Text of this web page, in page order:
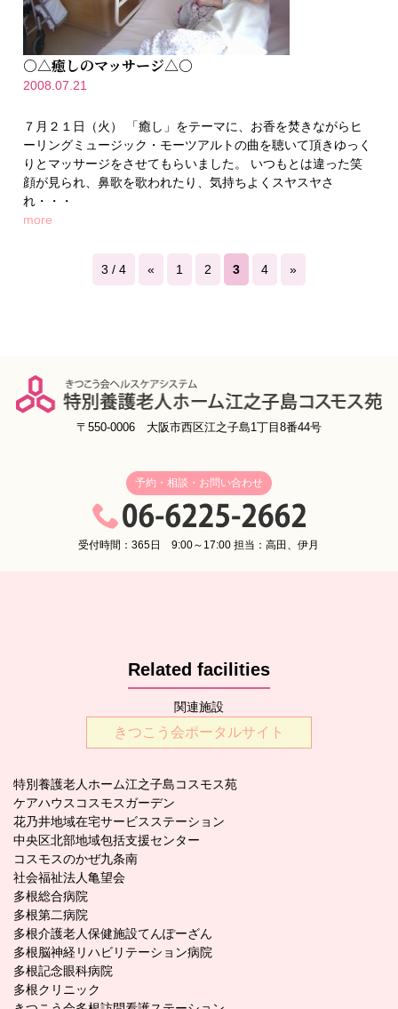
○△癒しのマッサージ△○
2008.07.21
７月２１日（火） 「癒し」をテーマに、お香を焚きながらヒ
ーリングミュージック・モーツアルトの曲を聴いて頂きゆっく
りとマッサージをさせてもらいました。 いつもとは違った笑
顔が見られ、鼻歌を歌われたり、気持ちよくスヤスヤさ
れ・・・
more
3 / 4 « 1 2 3 4 »
〒550-0006 大阪市西区江之子島1丁目8番44号
予約・相談・お問い合わせ
受付時間：365日 9:00～17:00 担当：高田、伊月
Related facilities
関連施設
きつこう会ポータルサイト
特別養護老人ホーム江之子島コスモス苑
ケアハウスコスモスガーデン
花乃井地域在宅サービスステーション
中央区北部地域包括支援センター
コスモスのかぜ九条南
社会福祉法人亀望会
多根総合病院
多根第二病院
多根介護老人保健施設てんぽーざん
多根脳神経リハビリテーション病院
多根記念眼科病院
多根クリニック